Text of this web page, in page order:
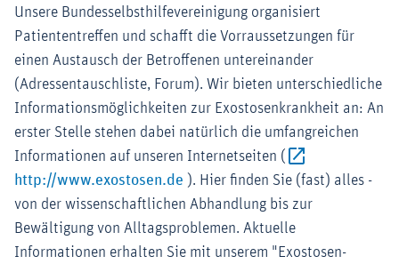
Unsere Bundesselbsthilfevereinigung organisiert
Patiententreffen und schafft die Vorraussetzungen für
einen Austausch der Betroffenen untereinander
(Adressentauschliste, Forum). Wir bieten unterschiedliche
Informationsmöglichkeiten zur Exostosenkrankheit an: An
erster Stelle stehen dabei natürlich die umfangreichen
Informationen auf unseren Internetseiten (
http://www.exostosen.de Externer-Link (Öffnet im neuen
). Hier finden Sie (fast) alles -
von der wissenschaftlichen Abhandlung bis zur
Bewältigung von Alltagsproblemen. Aktuelle
Informationen erhalten Sie mit unserem "Exostosen-